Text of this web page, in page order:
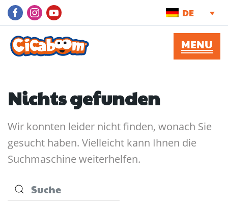
DE
Nichts gefunden
Wir konnten leider nicht finden, wonach Sie
gesucht haben. Vielleicht kann Ihnen die
Suchmaschine weiterhelfen.